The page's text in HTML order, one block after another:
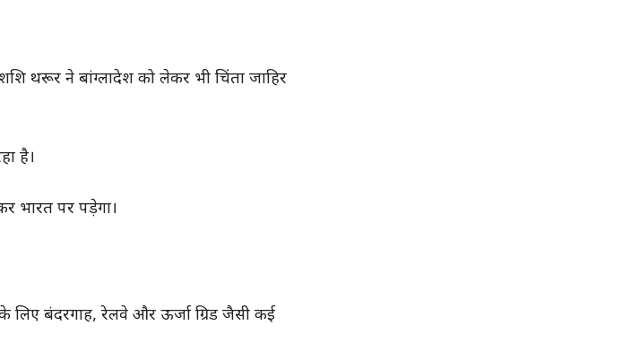
शशि थरूर ने बांग्लादेश को लेकर भी चिंता जाहिर
है।
भारत पर पड़ेगा।
के लिए बंदरगाह, रेलवे और ऊर्जा ग्रिड जैसी कई